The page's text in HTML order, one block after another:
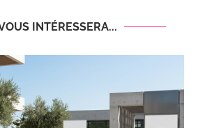
INTÉRESSERA...